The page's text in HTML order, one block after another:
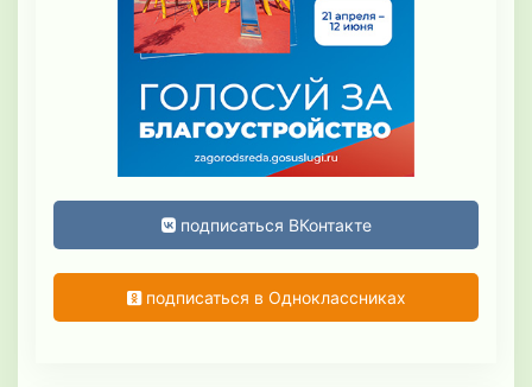
подписаться ВКонтакте
подписаться в Одноклассниках